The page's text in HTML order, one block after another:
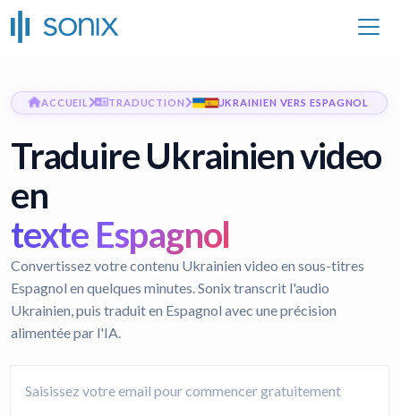
ACCUEIL TRADUCTION UKRAINIEN VERS ESPAGNOL
Traduire Ukrainien video
en
texte Espagnol
Convertissez votre contenu Ukrainien video en sous-titres
Espagnol en quelques minutes. Sonix transcrit l'audio
Ukrainien, puis traduit en Espagnol avec une précision
alimentée par l'IA.